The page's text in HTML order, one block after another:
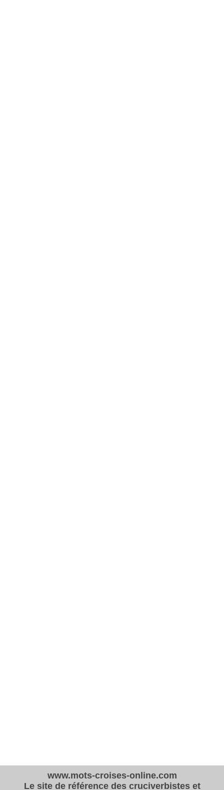
www.mots-croises-online.com
Le site de référence des cruciverbistes et